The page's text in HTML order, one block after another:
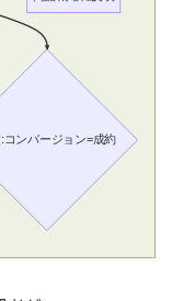
コンバージョン=成約